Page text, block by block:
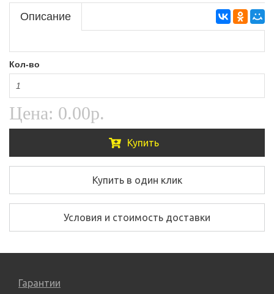
Описание
Кол-во
Цена: 0.00р.
Купить
Купить в один клик
Условия и стоимость доставки
Гарантии